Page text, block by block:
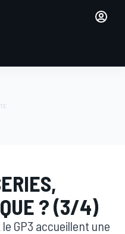
? (3/4)
GP3 accueillent une